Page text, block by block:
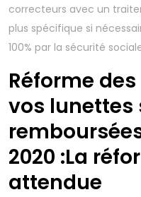
correcteurs avec un
plus spécifique si
100% par la sécurité
Réforme
vos lunettes
2020 :La
attendue